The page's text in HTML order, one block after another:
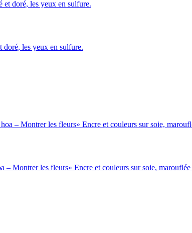
les yeux en sulfure.
les fleurs» Encre et couleurs sur soie, marouflée